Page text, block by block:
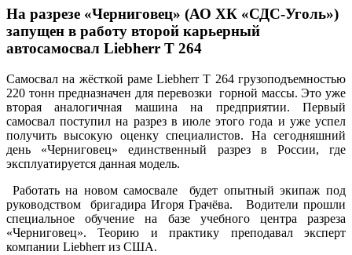
На разрезе «Черниговец» (АО ХК «СДС-Уголь»)
запущен в работу второй карьерный
автосамосвал Liebherr Т 264
Самосвал на жёсткой раме Liebherr Т 264 грузоподъемностью
220 тонн предназначен для перевозки горной массы. Это уже
вторая аналогичная машина на предприятии. Первый
самосвал поступил на разрез в июле этого года и уже успел
получить высокую оценку специалистов. На сегодняшний
день «Черниговец» единственный разрез в России, где
эксплуатируется данная модель.
Работать на новом самосвале будет опытный экипаж под
руководством бригадира Игоря Грачёва. Водители прошли
специальное обучение на базе учебного центра разреза
«Черниговец». Теорию и практику преподавал эксперт
компании Liebherr из США.